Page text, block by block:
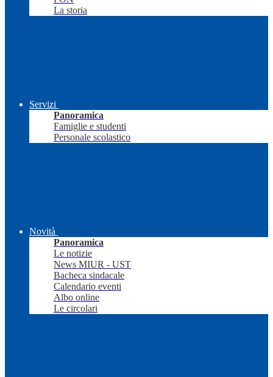
La storia
Servizi
Panoramica
Famiglie e studenti
Personale scolastico
Novità
Panoramica
Le notizie
News MIUR - UST
Bacheca sindacale
Calendario eventi
Albo online
Le circolari